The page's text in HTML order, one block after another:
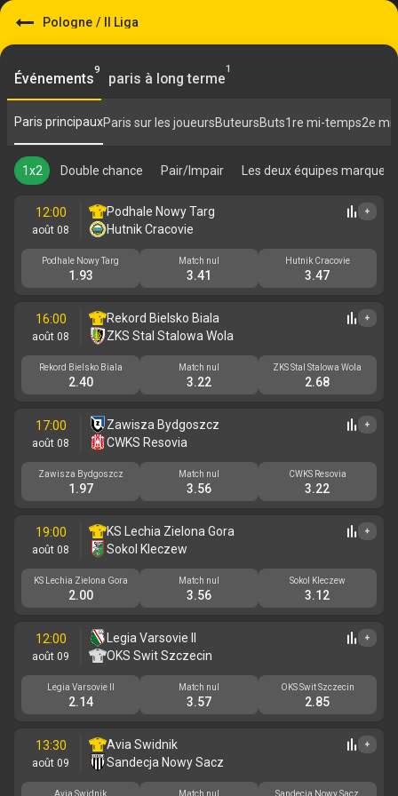
Pologne / II Liga
Événements
9
paris à long terme
1
Paris principauxParis sur les joueursButeursButs1re mi-temps2e
1x2 Double chance Pair/Impair Les deux équipes marquent
12:00
août 08
Podhale Nowy Targ
Hutnik Cracovie
+
Podhale Nowy Targ
1.93
Match nul
3.41
Hutnik Cracovie
3.47
16:00
août 08
Rekord Bielsko Biala
ZKS Stal Stalowa Wola
+
Rekord Bielsko Biala
2.40
Match nul
3.22
ZKS Stal Stalowa Wola
2.68
17:00
août 08
Zawisza Bydgoszcz
CWKS Resovia
+
Zawisza Bydgoszcz
1.97
Match nul
3.56
CWKS Resovia
3.22
19:00
août 08
KS Lechia Zielona Gora
Sokol Kleczew
+
KS Lechia Zielona Gora
2.00
Match nul
3.56
Sokol Kleczew
3.12
12:00
août 09
Legia Varsovie II
OKS Swit Szczecin
+
Legia Varsovie II
2.14
Match nul
3.57
OKS Swit Szczecin
2.85
13:30
août 09
Avia Swidnik
Sandecja Nowy Sacz
+
Avia Swidnik Match nul Sandecja Nowy Sacz